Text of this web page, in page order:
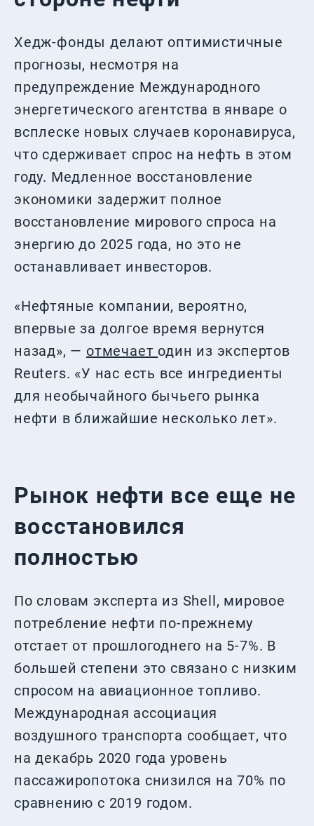
Хедж-фонды делают оптимистичные
прогнозы, несмотря на
предупреждение Международного
энергетического агентства в январе о
всплеске новых случаев коронавируса,
что сдерживает спрос на нефть в этом
году. Медленное восстановление
экономики задержит полное
восстановление мирового спроса на
энергию до 2025 года, но это не
останавливает инвесторов.
«Нефтяные компании, вероятно,
впервые за долгое время вернутся
назад», — отмечает один из экспертов
Reuters. «У нас есть все ингредиенты
для необычайного бычьего рынка
нефти в ближайшие несколько лет».
Рынок нефти все еще не
восстановился
полностью
По словам эксперта из Shell, мировое
потребление нефти по-прежнему
отстает от прошлогоднего на 5-7%. В
большей степени это связано с низким
спросом на авиационное топливо.
Международная ассоциация
воздушного транспорта сообщает, что
на декабрь 2020 года уровень
пассажиропотока снизился на 70% по
сравнению с 2019 годом.